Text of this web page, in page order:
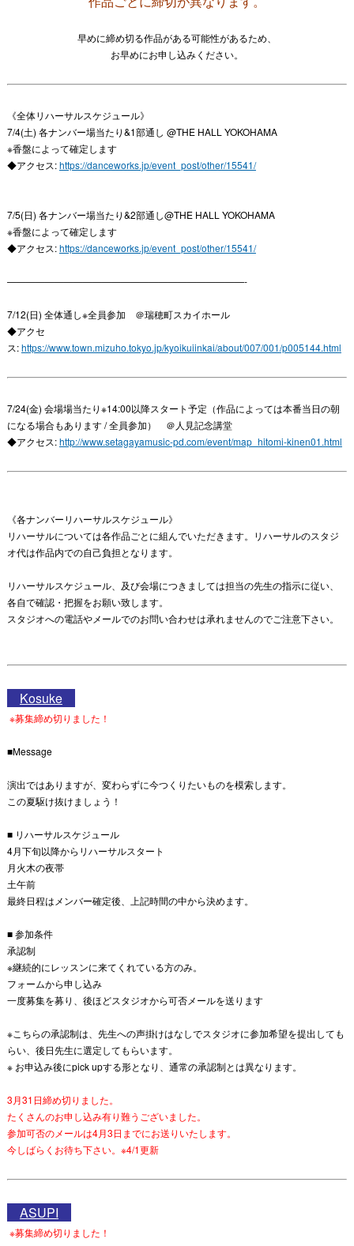
早めに締め切る作品がある可能性があるため、
お早めにお申し込みください。
《全体リハーサルスケジュール》
7/4(土) 各ナンバー場当たり&1部通し @THE HALL YOKOHAMA
※香盤によって確定します
◆アクセス:https://danceworks.jp/event_post/other/15541/
7/5(日) 各ナンバー場当たり&2部通し@THE HALL YOKOHAMA
※香盤によって確定します
◆アクセス:https://danceworks.jp/event_post/other/15541/
—————————————————————————-
7/12(日) 全体通し※全員参加 ＠瑞穂町スカイホール
◆アクセ
ス:https://www.town.mizuho.tokyo.jp/kyoikuiinkai/about/007/001/p005144.html
7/24(金) 会場場当たり※14:00以降スタート予定（作品によっては本番当日の朝
になる場合もあります / 全員参加） ＠人見記念講堂
◆アクセス:http://www.setagayamusic-pd.com/event/map_hitomi-kinen01.html
《各ナンバーリハーサルスケジュール》
リハーサルについては各作品ごとに組んでいただきます。リハーサルのスタジ
オ代は作品内での自己負担となります。
リハーサルスケジュール、及び会場につきましては担当の先生の指示に従い、
各自で確認・把握をお願い致します。
スタジオへの電話やメールでのお問い合わせは承れませんのでご注意下さい。
Kosuke
※募集締め切りました！
■Message
演出ではありますが、変わらずに今つくりたいものを模索します。
この夏駆け抜けましょう！
■ リハーサルスケジュール
4月下旬以降からリハーサルスタート
月火木の夜帯
土午前
最終日程はメンバー確定後、上記時間の中から決めます。
■ 参加条件
承認制
※継続的にレッスンに来てくれている方のみ。
フォームから申し込み
一度募集を募り、後ほどスタジオから可否メールを送ります
※こちらの承認制は、先生への声掛けはなしでスタジオに参加希望を提出しても
らい、後日先生に選定してもらいます。
※ お申込み後にpick upする形となり、通常の承認制とは異なります。
3月31日締め切りました。
たくさんのお申し込み有り難うございました。
参加可否のメールは4月3日までにお送りいたします。
今しばらくお待ち下さい。※4/1更新
ASUPI
※募集締め切りました！